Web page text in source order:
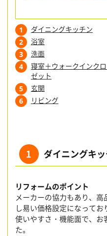
1 ダイニングキッチン
2 浴室
3 洗面
4
寝室＋ウォークインク
ゼット
5 玄関
6 リビング
1 ダイニングキ
リフォームのポイント
メーカーの協力もあり、
し易い価格設定になってお
使いやすさ・機能面で、お
た。